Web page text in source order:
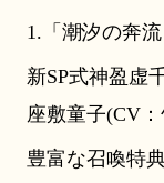
1.「潮汐の奔
新SP式神盈虚
座敷童子(CV
豊富な召喚特